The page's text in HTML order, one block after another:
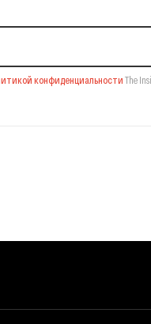
конфиденциальности The